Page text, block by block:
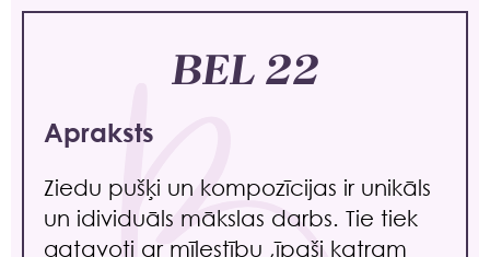
BEL 22
Apraksts
Ziedu pušķi un kompozīcijas ir unikāls
un idividuāls mākslas darbs. Tie tiek
gatavoti ar mīlestību ,īpaši katram